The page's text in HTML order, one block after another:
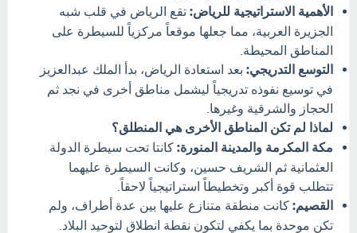
الأهمية الاستراتيجية للرياض: تقع الرياض في قلب شبه
الجزيرة العربية، مما جعلها موقعاً مركزياً للسيطرة على
المناطق المحيطة.
التوسع التدريجي: بعد استعادة الرياض، بدأ الملك عبدالعزيز
في توسيع نفوذه تدريجياً ليشمل مناطق أخرى في نجد ثم
الحجاز والشرقية وغيرها.
لماذا لم تكن المناطق الأخرى هي المنطلق؟
مكة المكرمة والمدينة المنورة: كانتا تحت سيطرة الدولة
العثمانية ثم الشريف حسين، وكانت السيطرة عليهما
تتطلب قوة أكبر وتخطيطاً استراتيجياً لاحقاً.
القصيم: كانت منطقة متنازع عليها بين عدة أطراف، ولم
تكن موحدة بما يكفي لتكون نقطة انطلاق لتوحيد البلاد.